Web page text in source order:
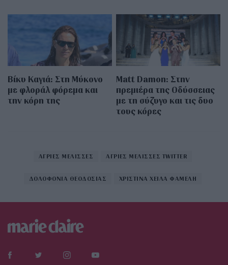
Βίκυ Καγιά: Στη Μύκονο
με φλοράλ φόρεμα και
την κόρη της
Matt Damon: Στην
πρεμιέρα της Οδύσσειας
με τη σύζυγο και τις δυο
τους κόρες
ΑΓΡΙΕΣ ΜΕΛΙΣΣΕΣ ΑΓΡΙΕΣ ΜΕΛΙΣΣΕΣ TWITTER
ΔΟΛΟΦΟΝΙΑ ΘΕΟΔΟΣΙΑΣ ΧΡΙΣΤΙΝΑ ΧΕΙΛΑ ΦΑΜΕΛΗ